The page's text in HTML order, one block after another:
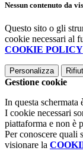
Nessun contenuto da
Questo sito o gli
cookie necessari al
COOKIE POLICY
Personalizza
Gestione cookie
In questa schermata
I cookie necessari
piattaforma e non è
Per conoscere quali
visionare la